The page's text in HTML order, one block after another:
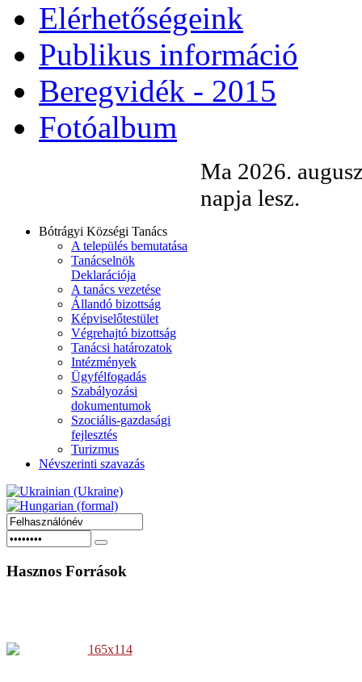
Elérhetőségeink
Publikus információ
Beregvidék - 2015
Fotóalbum
Ma 2026.
napja lesz.
Bótrágyi Községi Tanács
A település bemutatása
Tanácselnök
Deklarációja
A tanács vezetése
Állandó bizottság
Képviselőtestület
Végrehajtó bizottság
Tanácsi határozatok
Intézmények
Ügyfélfogadás
Szabályozási
dokumentumok
Szociális-gazdasági
fejlesztés
Turizmus
Névszerinti szavazás
Hasznos Források